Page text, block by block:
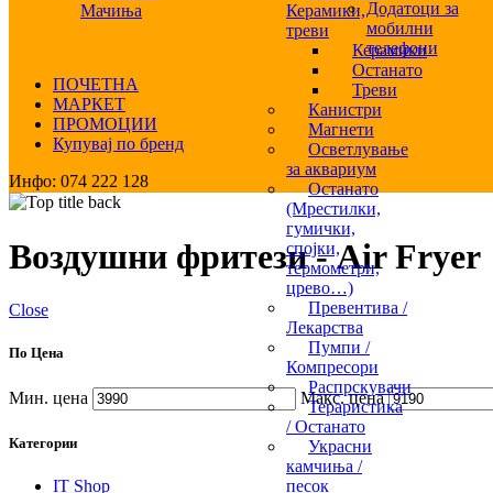
Керамики,
треви
Керамики
Останато
Треви
Канистри
Магнети
Осветлување
за аквариум
Останато
(Мрестилки,
гумички,
спојки,
термометри,
црево…)
Превентива /
Лекарства
Пумпи /
Компресори
Распрскувачи
Тераристика
/ Останато
Украсни
камчиња /
песок
Мачиња
Додатоци за
мобилни
телефони
ПОЧЕТНА
МАРКЕТ
ПРОМОЦИИ
Купувај по бренд
Инфо: 074 222 128
Воздушни фритези - Air Fryer
Close
По Цена
Мин. цена Макс. цена
Категории
IT Shop